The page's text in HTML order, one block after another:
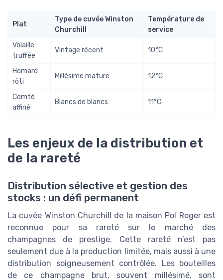
Plat
Type de cuvée Winston
Churchill
Température de
service
Volaille
truffée
Vintage récent 10°C
Homard
rôti
Millésime mature 12°C
Comté
affiné
Blancs de blancs 11°C
Les enjeux de la distribution et
de la rareté
Distribution sélective et gestion des
stocks : un défi permanent
La cuvée Winston Churchill de la maison Pol Roger est
reconnue pour sa rareté sur le marché des
champagnes de prestige. Cette rareté n’est pas
seulement due à la production limitée, mais aussi à une
distribution soigneusement contrôlée. Les bouteilles
de ce champagne brut, souvent millésimé, sont